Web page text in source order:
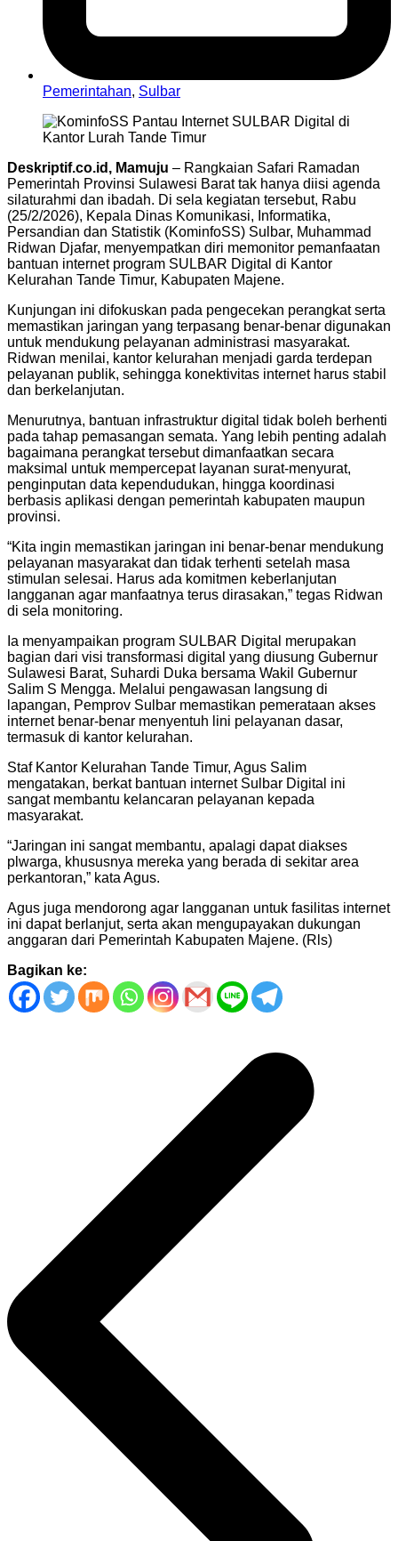
Pemerintahan, Sulbar
Deskriptif.co.id, Mamuju – Rangkaian Safari Ramadan
Pemerintah Provinsi Sulawesi Barat tak hanya diisi agenda
silaturahmi dan ibadah. Di sela kegiatan tersebut, Rabu
(25/2/2026), Kepala Dinas Komunikasi, Informatika,
Persandian dan Statistik (KominfoSS) Sulbar, Muhammad
Ridwan Djafar, menyempatkan diri memonitor pemanfaatan
bantuan internet program SULBAR Digital di Kantor
Kelurahan Tande Timur, Kabupaten Majene.
Kunjungan ini difokuskan pada pengecekan perangkat serta
memastikan jaringan yang terpasang benar-benar digunakan
untuk mendukung pelayanan administrasi masyarakat.
Ridwan menilai, kantor kelurahan menjadi garda terdepan
pelayanan publik, sehingga konektivitas internet harus stabil
dan berkelanjutan.
Menurutnya, bantuan infrastruktur digital tidak boleh berhenti
pada tahap pemasangan semata. Yang lebih penting adalah
bagaimana perangkat tersebut dimanfaatkan secara
maksimal untuk mempercepat layanan surat-menyurat,
penginputan data kependudukan, hingga koordinasi
berbasis aplikasi dengan pemerintah kabupaten maupun
provinsi.
“Kita ingin memastikan jaringan ini benar-benar mendukung
pelayanan masyarakat dan tidak terhenti setelah masa
stimulan selesai. Harus ada komitmen keberlanjutan
langganan agar manfaatnya terus dirasakan,” tegas Ridwan
di sela monitoring.
Ia menyampaikan program SULBAR Digital merupakan
bagian dari visi transformasi digital yang diusung Gubernur
Sulawesi Barat, Suhardi Duka bersama Wakil Gubernur
Salim S Mengga. Melalui pengawasan langsung di
lapangan, Pemprov Sulbar memastikan pemerataan akses
internet benar-benar menyentuh lini pelayanan dasar,
termasuk di kantor kelurahan.
Staf Kantor Kelurahan Tande Timur, Agus Salim
mengatakan, berkat bantuan internet Sulbar Digital ini
sangat membantu kelancaran pelayanan kepada
masyarakat.
“Jaringan ini sangat membantu, apalagi dapat diakses
plwarga, khususnya mereka yang berada di sekitar area
perkantoran,” kata Agus.
Agus juga mendorong agar langganan untuk fasilitas internet
ini dapat berlanjut, serta akan mengupayakan dukungan
anggaran dari Pemerintah Kabupaten Majene. (Rls)
Bagikan ke: